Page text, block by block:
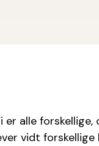
er alle
vidt forskellige